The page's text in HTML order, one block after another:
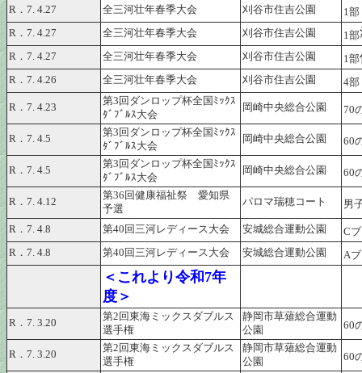
R．7. 4.27 全三河壮年春季大会 刈谷市住吉公園 1部
R．7. 4.27 全三河壮年春季大会 刈谷市住吉公園 1部
R．7. 4.27 全三河壮年春季大会 刈谷市住吉公園 1部
R．7. 4.26 全三河壮年春季大会 刈谷市住吉公園 4部
R．7. 4.23
第3回ダンロップ杯全国ﾐｯｸｽ
ﾀﾞﾌﾞﾙｽ大会
岡崎中央総合公園 70
R．7. 4.5
第3回ダンロップ杯全国ﾐｯｸｽ
ﾀﾞﾌﾞﾙｽ大会
岡崎中央総合公園 60
R．7. 4.5
第3回ダンロップ杯全国ﾐｯｸｽ
ﾀﾞﾌﾞﾙｽ大会
岡崎中央総合公園 60
R．7. 4.12
第36回健康福祉祭 愛知県
予選
パロマ瑞穂コート 男
R．7. 4.8 第40回三河レディース大会 安城総合運動公園
C
R．7. 4.8
第40回三河レディース大会 安城総合運動公園 A
＜これより令和7年
度＞
R．7. 3.20
第2回東海ミックスダブルス
選手権
静岡市草薙総合運動
公園
60
R．7. 3.20
第2回東海ミックスダブルス
選手権
静岡市草薙総合運動
公園
60